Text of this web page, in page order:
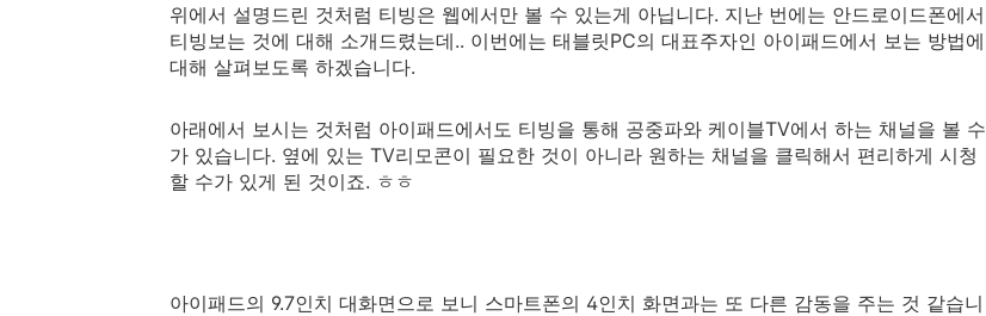
위에서 설명드린 것처럼 티빙은 웹에서만 볼 수 있는게 아닙니다. 지난 번에는 안드로이드폰에서
티빙보는 것에 대해 소개드렸는데.. 이번에는 태블릿PC의 대표주자인 아이패드에서 보는 방법에
대해 살펴보도록 하겠습니다.
아래에서 보시는 것처럼 아이패드에서도 티빙을 통해 공중파와 케이블TV에서 하는 채널을 볼 수
가 있습니다. 옆에 있는 TV리모콘이 필요한 것이 아니라 원하는 채널을 클릭해서 편리하게 시청
할 수가 있게 된 것이죠. ㅎㅎ
아이패드의 9.7인치 대화면으로 보니 스마트폰의 4인치 화면과는 또 다른 감동을 주는 것 같습니